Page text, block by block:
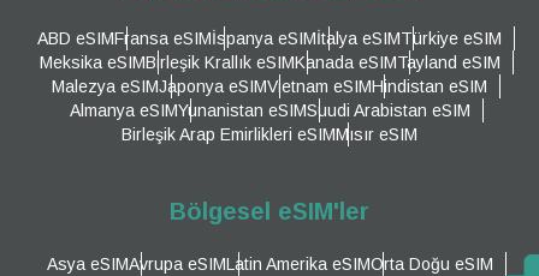
ABD eSIMFransa eSIMİspanya eSIMİtalya eSIMTürkiye eSIM
Meksika eSIMBirleşik Krallık eSIMKanada eSIMTayland eSIM
Malezya eSIMJaponya eSIMVietnam eSIMHindistan eSIM
Almanya eSIMYunanistan eSIMSuudi Arabistan eSIM
Birleşik Arap Emirlikleri eSIMMısır eSIM
Bölgesel eSIM'ler
Asya eSIMAvrupa eSIMLatin Amerika eSIMOrta Doğu eSIM